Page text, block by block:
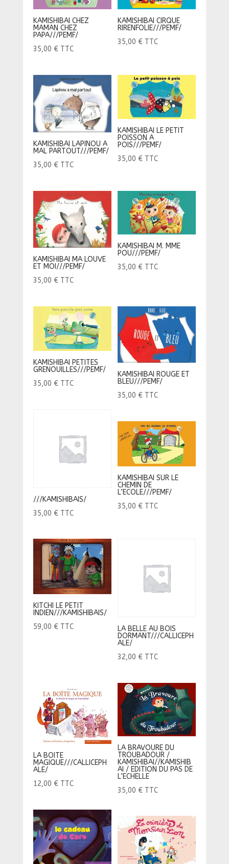
KAMISHIBAI CHEZ
MAMAN CHEZ
PAPA///PEMF/
35,00 € TTC
KAMISHIBAI CIRQUE
RIRENFOLIE///PEMF/
35,00 € TTC
KAMISHIBAI LAPINOU A
MAL PARTOUT///PEMF/
35,00 € TTC
KAMISHIBAI LE PETIT
POISSON A
POIS///PEMF/
35,00 € TTC
KAMISHIBAI MA LOUVE
ET MOI///PEMF/
35,00 € TTC
KAMISHIBAI M. MME
POU///PEMF/
35,00 € TTC
KAMISHIBAI PETITES
GRENOUILLES///PEMF/
35,00 € TTC
KAMISHIBAI ROUGE ET
BLEU///PEMF/
35,00 € TTC
///KAMISHIBAIS/
35,00 € TTC
KAMISHIBAI SUR LE
CHEMIN DE
L’ECOLE///PEMF/
35,00 € TTC
KITCHI LE PETIT
INDIEN///KAMISHIBAIS/
59,00 € TTC
LA BELLE AU BOIS
DORMANT///CALLICEPH
ALE/
32,00 € TTC
LA BOITE
MAGIQUE///CALLICEPH
ALE/
12,00 € TTC
LA BRAVOURE DU
TROUBADOUR /
KAMISHIBAI//KAMISHIB
AI / EDITION DU PAS DE
L’ECHELLE
35,00 € TTC